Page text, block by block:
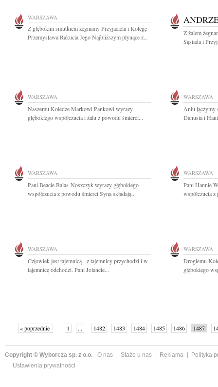
WARSZAWA
Z głębokim smutkiem żegnamy Przyjaciela i Kolegę
Przemysława Rakucia Jego Najbliższym płynące z...
Z żalem
Sąsiada i
WARSZAWA
Naszemu Koledze Markowi Pankowi wyrazy
głębokiego współczucia i żalu z powodu śmierci...
WARSZAWA
Aniu łączymy
Danusia i
WARSZAWA
Pani Beacie Balas-Noszczyk wyrazy głębokiego
współczucia z powodu śmierci Syna składają...
WARSZAWA
Pani Hannie
współczucia
WARSZAWA
Człowiek jest tajemnicą - z tajemnicy przychodzi i w
tajemnicę odchodzi. Pani Jolancie...
WARSZAWA
Drogiemu
głębokiego
« poprzednie 1 ... 1482 1483 1484 1485 1486 1487
Copyright © Wyborcza sp. z o.o. O nas Staże u nas Reklama
Polityka
Ustawienia prywatności